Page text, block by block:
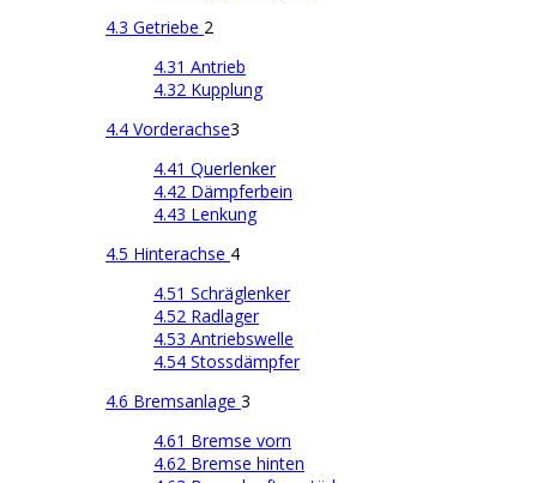
4.3 Getriebe 2
4.31 Antrieb
4.32 Kupplung
4.4 Vorderachse3
4.41 Querlenker
4.42 Dämpferbein
4.43 Lenkung
4.5 Hinterachse 4
4.51 Schräglenker
4.52 Radlager
4.53 Antriebswelle
4.54 Stossdämpfer
4.6 Bremsanlage 3
4.61 Bremse vorn
4.62 Bremse hinten